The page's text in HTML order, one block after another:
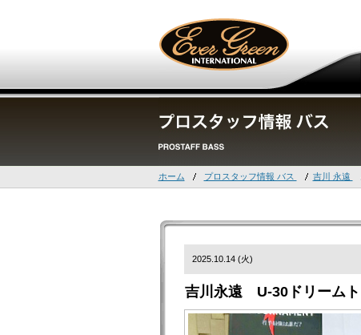
ホーム プロスタッフ情報 バス 吉川 永遠
2025.10.14 (火)
吉川永遠 U-30ドリームト